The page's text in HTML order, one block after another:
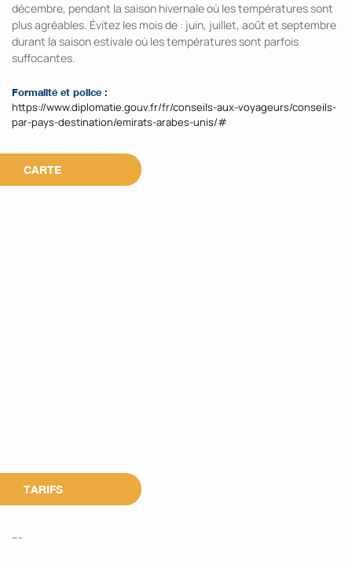
décembre, pendant la saison hivernale où les températures sont
plus agréables. Évitez les mois de : juin, juillet, août et septembre
durant la saison estivale où les températures sont parfois
suffocantes.
Formalité et police :
https://www.diplomatie.gouv.fr/fr/conseils-aux-voyageurs/conseils-
par-pays-destination/emirats-arabes-unis/#
CARTE
TARIFS
---